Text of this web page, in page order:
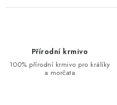
Přírodní krmivo
100% přírodní krmivo pro králíky
a morčata